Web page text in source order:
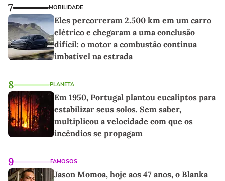
7 MOBILIDADE
Eles percorreram 2.500 km em um carro
elétrico e chegaram a uma conclusão
difícil: o motor a combustão continua
imbatível na estrada
8 PLANETA
Em 1950, Portugal plantou eucaliptos para
estabilizar seus solos. Sem saber,
multiplicou a velocidade com que os
incêndios se propagam
9 FAMOSOS
Jason Momoa, hoje aos 47 anos, o Blanka